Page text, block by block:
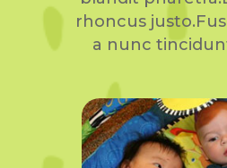
rhoncus
a nunc